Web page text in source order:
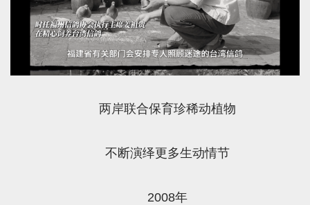
两岸联合保育珍稀动植物
不断演绎更多生动情节
2008年